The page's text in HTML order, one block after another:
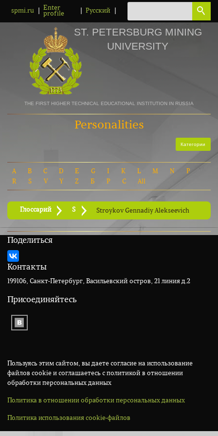
spmi.ru
Enter
profile
Русский
ST. PETERSBURG MINING
UNIVERSITY
THE FIRST HIGHER TECHNICAL EDUCATIONAL INSTITUTION IN RUSSIA
Personalities
Категории
A B C D E G I K L M N
P
R
S V Y Z Б Р С All
Глоссарий S Stroykov Gennadiy Alekseevich
Поделиться
Контакты
199106, Санкт-Петербург, Васильевский остров, 21 линия д.2
Присоединяйтесь
Пользуясь этим сайтом, вы даете согласие на использование
файлов cookie и соглашаетесь с политикой в отношении
обработки персональных данных
Политика в отношении обработки персональных данных
Политика использования cookie-файлов